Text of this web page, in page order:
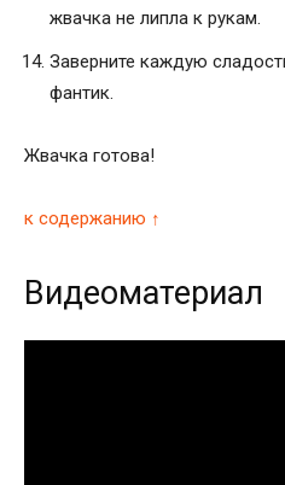
жвачка не липла к рукам.
Заверните каждую
фантик.
Жвачка готова!
к содержанию ↑
Видеоматериал